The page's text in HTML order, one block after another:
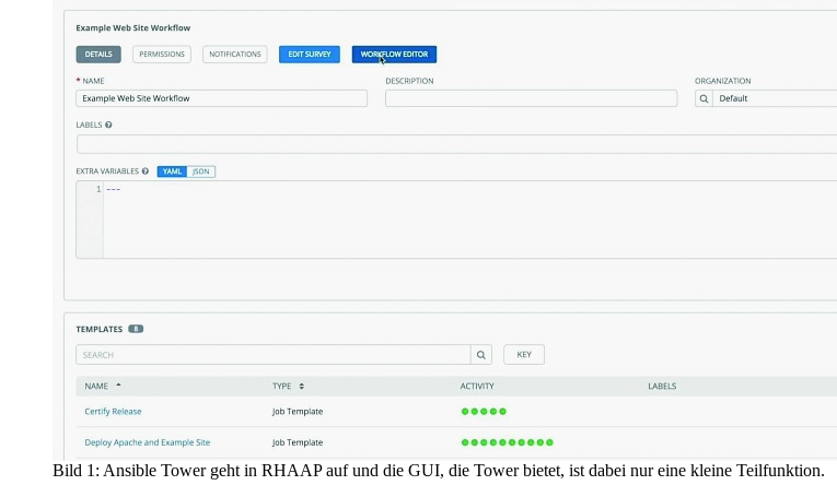
Bild 1: Ansible Tower geht in RHAAP auf und die GUI, die Tower bietet, ist dabei nur eine kleine Teilfunktion.